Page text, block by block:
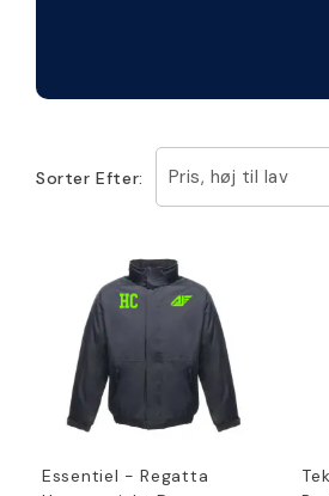
Sorter Efter: Pris, høj til lav
Essentiel - Regatta